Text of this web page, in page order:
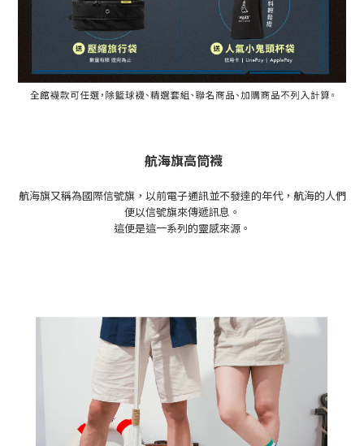
航海旗高筒襪
航海旗又稱為國際信號旗，以前電子通訊並不發達的年代，航海的人們
便以信號旗來傳遞訊息。
這便是這一系列的靈感來源。